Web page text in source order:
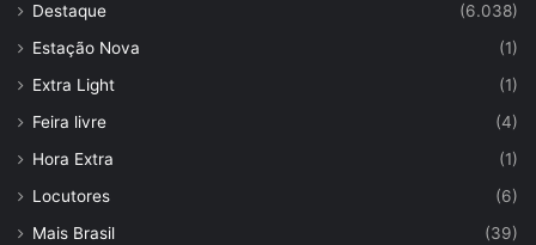
Destaque
(6.038)
Estação Nova
(1)
Extra Light
(1)
Feira livre
(4)
Hora Extra
(1)
Locutores
(6)
Mais Brasil
(39)